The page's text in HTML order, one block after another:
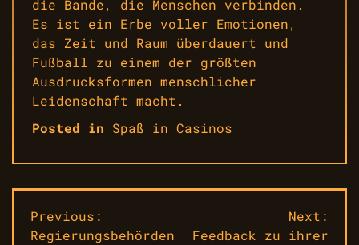
die Bande, die Menschen verbinden.
Es ist ein Erbe voller Emotionen,
das Zeit und Raum überdauert und
Fußball zu einem der größten
Ausdrucksformen menschlicher
Leidenschaft macht.
Posted in Spaß in Casinos
Beitragsnavigation
Previous:
Regierungsbehörden
Next:
Feedback zu ihrer